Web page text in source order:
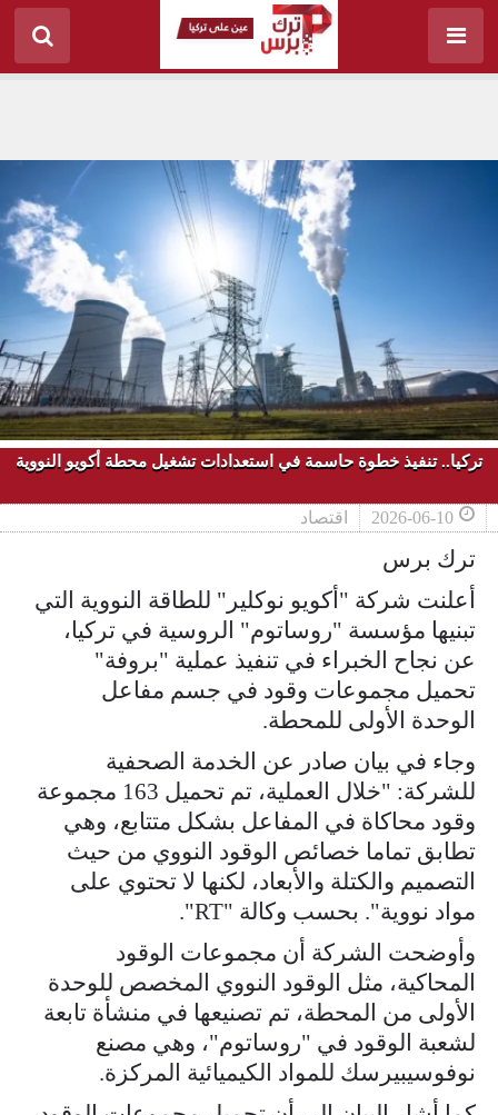
تركيا.. تنفيذ خطوة حاسمة في استعدادات تشغيل محطة أكويو النووية
2026-06-10 اقتصاد
ترك برس
أعلنت شركة "أكويو نوكلير" للطاقة النووية التي
تبنيها مؤسسة "روساتوم" الروسية في تركيا،
عن نجاح الخبراء في تنفيذ عملية "بروفة"
تحميل مجموعات وقود في جسم مفاعل
الوحدة الأولى للمحطة.
وجاء في بيان صادر عن الخدمة الصحفية
للشركة: "خلال العملية، تم تحميل 163 مجموعة
وقود محاكاة في المفاعل بشكل متتابع، وهي
تطابق تماما خصائص الوقود النووي من حيث
التصميم والكتلة والأبعاد، لكنها لا تحتوي على
مواد نووية". بحسب وكالة "RT".
وأوضحت الشركة أن مجموعات الوقود
المحاكية، مثل الوقود النووي المخصص للوحدة
الأولى من المحطة، تم تصنيعها في منشأة تابعة
لشعبة الوقود في "روساتوم"، وهي مصنع
نوفوسيبيرسك للمواد الكيميائية المركزة.